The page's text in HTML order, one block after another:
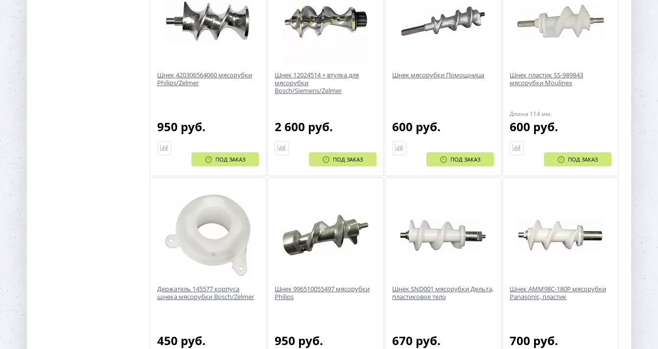
Шнек 420306564060 мясорубки
Philips/Zelmer
950 руб.
ПОД ЗАКАЗ
Шнек 12024514 + втулка для
мясорубки
Bosch/Siemens/Zelmer
2 600 руб.
ПОД ЗАКАЗ
Шнек мясорубки Помощница
600 руб.
ПОД ЗАКАЗ
Шнек пластик SS-989843
мясорубки Moulinex
Длина 114 мм.
600 руб.
ПОД ЗАКАЗ
Держатель 145577 корпуса
шнека мясорубки Bosch/Zelmer
450 руб.
Шнек 996510055497 мясорубки
Philips
950 руб.
Шнек SND001 мясорубки Дельта,
пластиковое тело
670 руб.
Шнек AMM98C-180P мясорубки
Panasonic, пластик
700 руб.